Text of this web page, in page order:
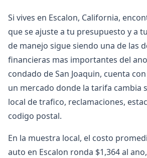
Si vives en Escalon, California,
que se ajuste a tu presupuesto y a
de manejo sigue siendo una de las
financieras mas importantes del
condado de San Joaquin, cuenta
un mercado donde la tarifa cambia
local de trafico, reclamaciones,
codigo postal.
En la muestra local, el costo
auto en Escalon ronda $1,364 al